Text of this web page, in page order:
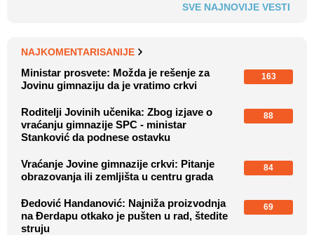
SVE NAJNOVIJE VESTI
NAJKOMENTARISANIJE
Ministar prosvete: Možda je rešenje za
Jovinu gimnaziju da je vratimo crkvi
163
Roditelji Jovinih učenika: Zbog izjave o
vraćanju gimnazije SPC - ministar
Stanković da podnese ostavku
88
Vraćanje Jovine gimnazije crkvi: Pitanje
obrazovanja ili zemljišta u centru grada
84
Đedović Handanović: Najniža proizvodnja
na Đerdapu otkako je pušten u rad, štedite
struju
69